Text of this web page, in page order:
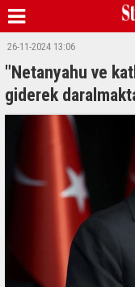
26-11-2024 13:06
"Netanyahu ve
giderek